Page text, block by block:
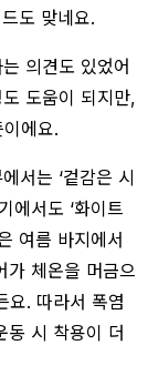
도 맞네요.
의견도 있었어
도움이 되지만,
에요.
서는 ‘겉감은 시
에서도 ‘화이트
여름 바지에서
가 체온을 머금으
요. 따라서 폭염
동 시 착용이 더